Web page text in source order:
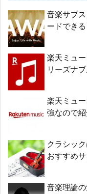
音楽サブ
ードでき
楽天ミュ
リーズナ
楽天ミュ
強なので紹
クラシッ
おすすめ
音楽理論